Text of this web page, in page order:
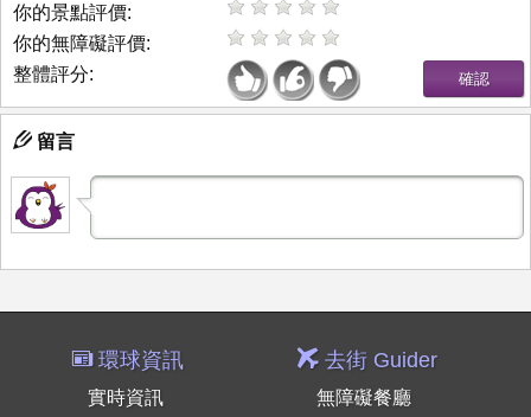
你的景點評價:
你的無障礙評價:
整體評分:
留言
環球資訊
實時資訊
去街 Guider
無障礙餐廳